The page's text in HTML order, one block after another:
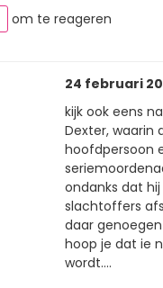
om te reageren
24 februari
kijk ook eens
Dexter, waarin
hoofdpersoon
ondanks dat hij
slachtoffers
daar
hoop je dat ie
wordt....